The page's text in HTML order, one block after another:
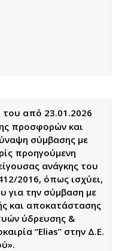
του από 23.01.2026
προσφορών και
σύμβασης με
προηγούμενη
ανάγκης του
2016, όπως ισχύει,
για την σύμβαση με
και αποκατάστασης
ύδρευσης &
“Elias” στην Δ.Ε.